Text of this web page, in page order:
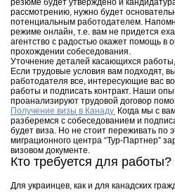
резюме будет утверждено и
рассмотрению, нужно будет
потенциальным работодателем.
режиме онлайн, т.е. вам не придется
агентство с радостью окажет помощь в
прохождении собеседования.
Уточнение деталей касающихся
Если трудовые условия вам подходят,
работодателя все, интересующие вас
работы и подписать контракт. Наши
проанализируют трудовой договор
Получение визы в Канаду. Когда мы с
разберемся с собеседованием и
будет виза. Но не стоит переживать по
миграционного центра “Тур-Партнер”
визовом документе.
Кто требуется для работы?
Для украинцев, как и для канадских